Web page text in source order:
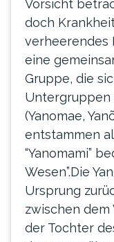
Vorsicht
doch
verheerendes
eine
Gruppe, die
Untergruppen
(Yanomae,
entstammen
“Yanomami”
Wesen”.Die
Ursprung
zwischen
der Tochter